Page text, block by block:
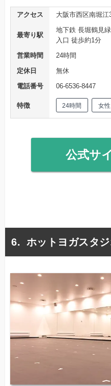
アクセス 大阪市西区南堀江
最寄り駅
地下鉄 長堀鶴見
入口 徒歩約1分
営業時間
24時間
定休日
無休
電話番号
06-6536-8447
特徴 24時間 女
公式サ
ホットヨガスタ